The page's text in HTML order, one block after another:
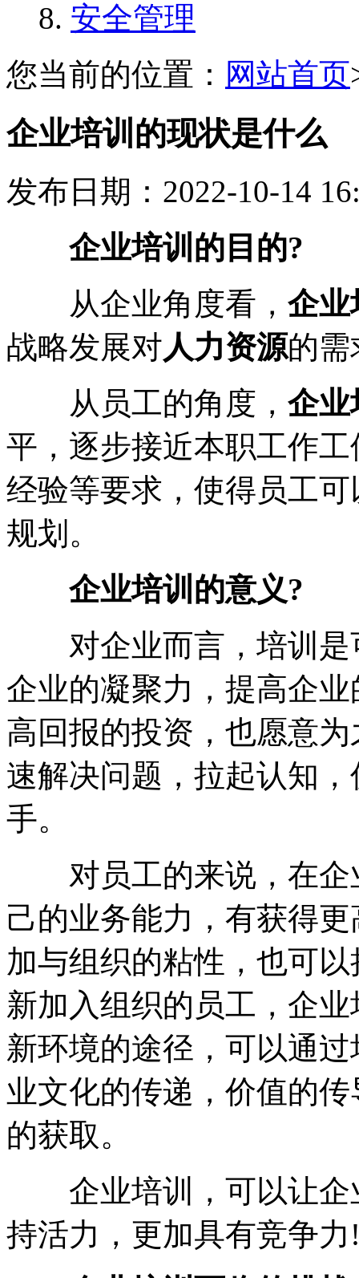
安全管理
您当前的位置： 网站首页
企业培训的现状是什么
发布日期：2022-10-14
企业培训的目的?
从企业角度看， 企业
战略发展对人力资源的需
从员工的角度， 企业
平，逐步接近本职工作
经验等要求，使得员工
规划。
企业培训的意义?
对企业而言，培训是
企业的凝聚力，提高企
高回报的投资，也愿意
速解决问题，拉起认知
手。
对员工的来说，在企
己的业务能力，有获得
加与组织的粘性，也可
新加入组织的员工，企
新环境的途径，可以通
业文化的传递，价值的
的获取。
企业培训，可以让企
持活力，更加具有竞争力